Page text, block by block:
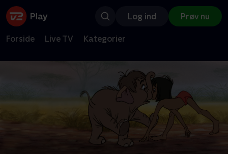
Log ind Prøv nu
Forside Live TV Kategorier